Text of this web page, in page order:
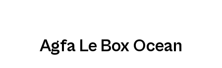
Agfa Le Box Ocean